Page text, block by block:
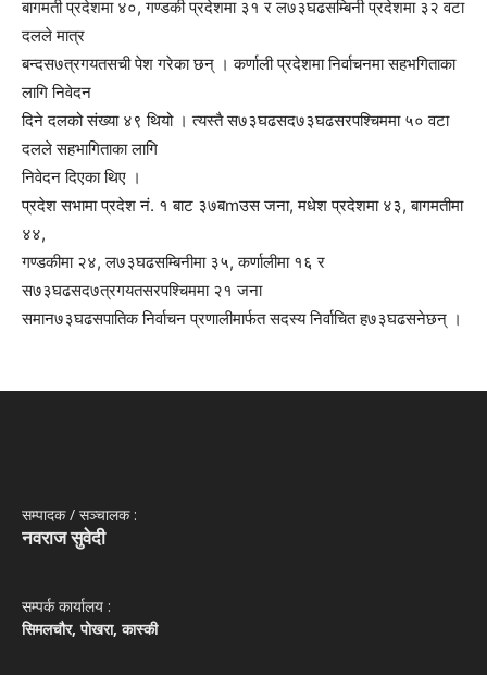
बागमती प्रदेशमा ४०, गण्डकी प्रदेशमा ३१ र ल७३घढसम्बिनी प्रदेशमा ३२ वटा
दलले मात्र
बन्दस७त्रगयतसची पेश गरेका छन् । कर्णाली प्रदेशमा निर्वाचनमा सहभगिताका
लागि निवेदन
दिने दलको संख्या ४९ थियो । त्यस्तै स७३घढसद७३घढसरपश्चिममा ५० वटा
दलले सहभागिताका लागि
निवेदन दिएका थिए ।
प्रदेश सभामा प्रदेश नं. १ बाट ३७बmउस जना, मधेश प्रदेशमा ४३, बागमतीमा
४४,
गण्डकीमा २४, ल७३घढसम्बिनीमा ३५, कर्णालीमा १६ र
स७३घढसद७त्रगयतसरपश्चिममा २१ जना
समान७३घढसपातिक निर्वाचन प्रणालीमार्फत सदस्य निर्वाचित ह७३घढसनेछन् ।
सम्पादक / सञ्‍चालक :
नवराज सुवेदी
सम्पर्क कार्यालय :
सिमलचौर, पोखरा, कास्की